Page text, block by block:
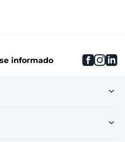
informado